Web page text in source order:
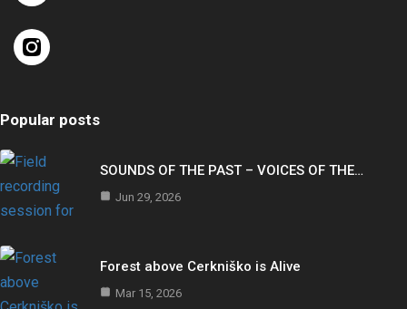
Popular posts
SOUNDS OF THE PAST – VOICES OF THE…
Jun 29, 2026
Forest above Cerkniško is Alive
Mar 15, 2026